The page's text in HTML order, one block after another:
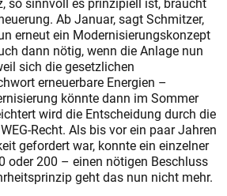
Ab Januar, sagt Schmitzer,
erneut ein Modernisierungskonzept
dann nötig, wenn die Anlage nun
sich die gesetzlichen
erneuerbare Energien –
könnte dann im Sommer
wird die Entscheidung durch die
Recht. Als bis vor ein paar Jahren
gefordert war, konnte ein einzelner
oder 200 – einen nötigen Beschluss
geht das nun nicht mehr.